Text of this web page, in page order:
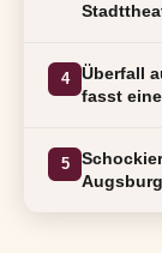
4
Überfall
fasst
5
Augsburg